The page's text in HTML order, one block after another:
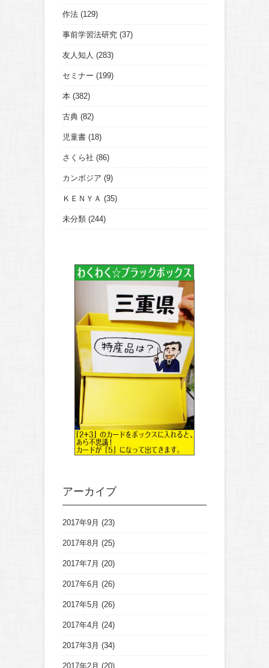
作法 (129)
事前学習法研究 (37)
友人知人 (283)
セミナー (199)
本 (382)
古典 (82)
児童書 (18)
さくら社 (86)
カンボジア (9)
ＫＥＮＹＡ (35)
未分類 (244)
アーカイブ
2017年9月 (23)
2017年8月 (25)
2017年7月 (20)
2017年6月 (26)
2017年5月 (26)
2017年4月 (24)
2017年3月 (34)
2017年2月 (20)